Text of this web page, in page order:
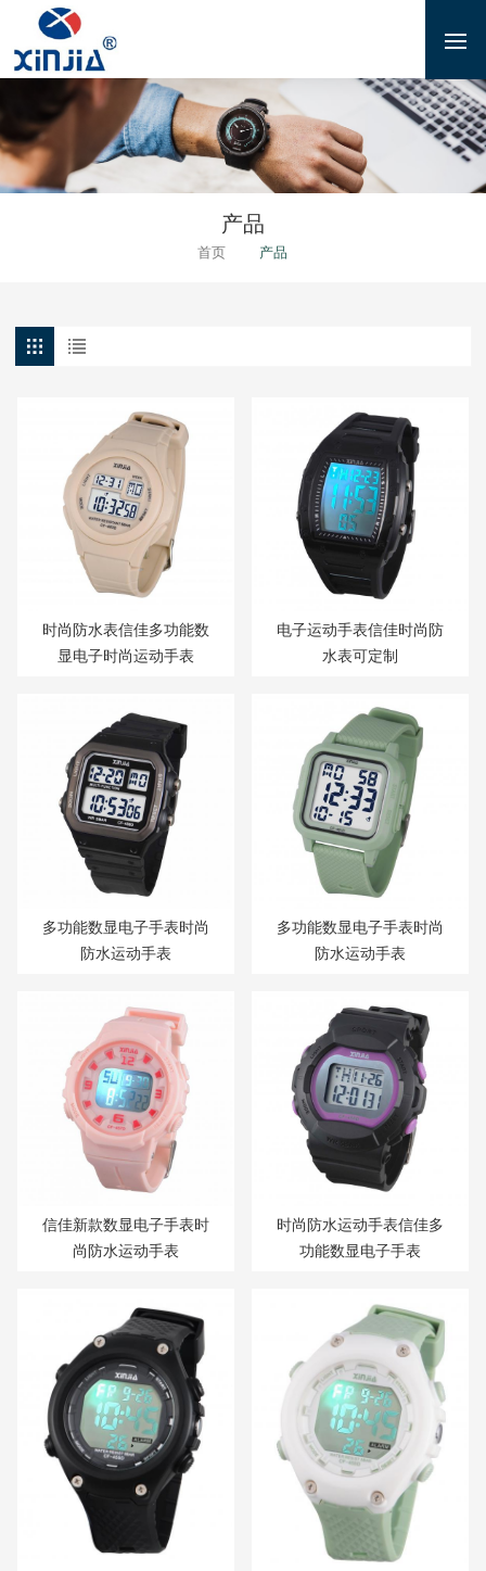
产品
首页 产品
时尚防水表信佳多功能数
显电子时尚运动手表
电子运动手表信佳时尚防
水表可定制
多功能数显电子手表时尚
防水运动手表
多功能数显电子手表时尚
防水运动手表
信佳新款数显电子手表时
尚防水运动手表
时尚防水运动手表信佳多
功能数显电子手表